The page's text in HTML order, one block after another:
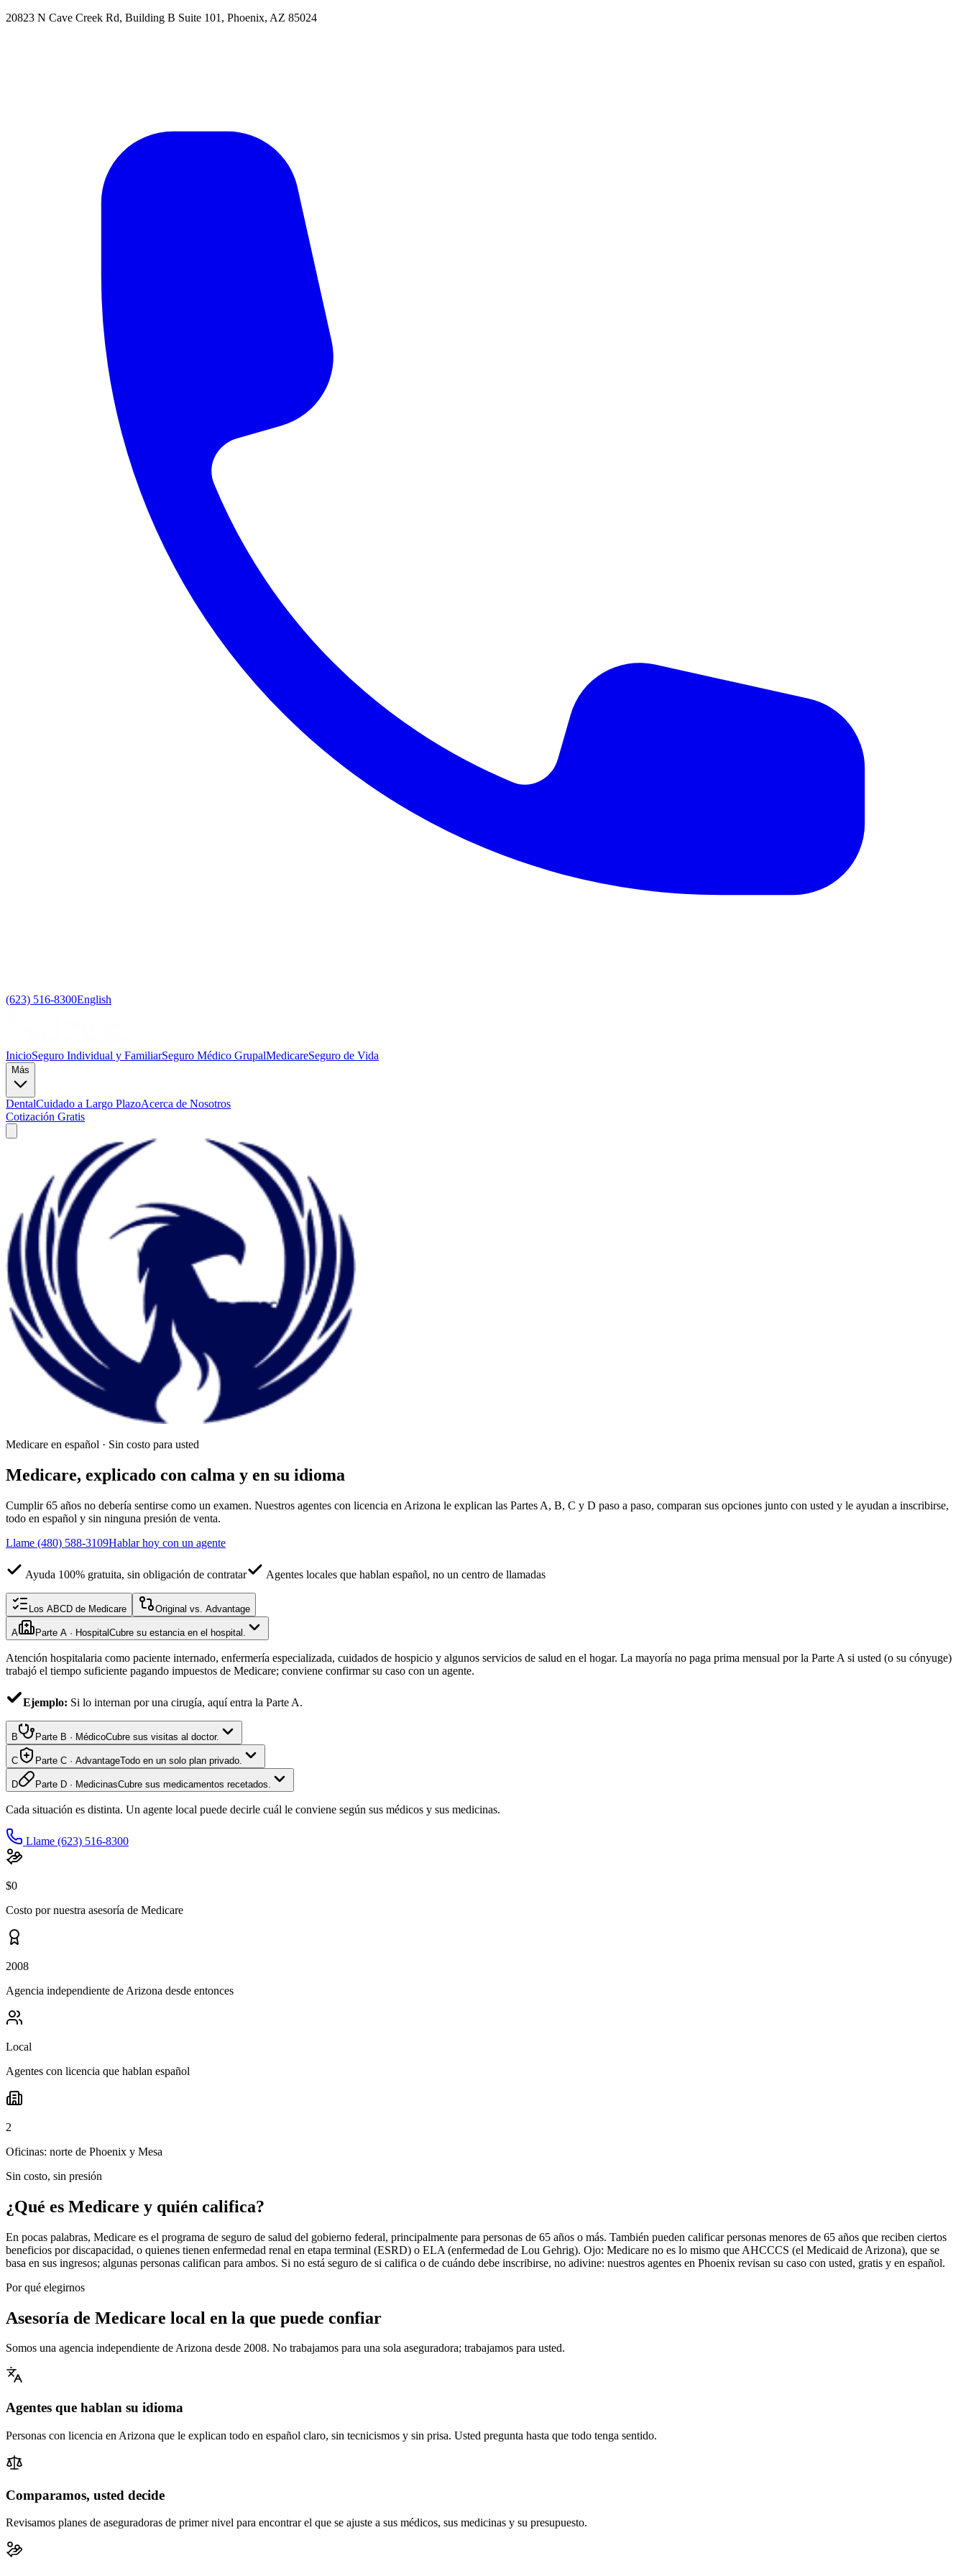
20823 N Cave Creek Rd, Building B Suite 101 , Phoenix, AZ 85024
(623) 516-8300English
InicioSeguro Individual y FamiliarSeguro Médico GrupalMedicareSeguro de Vida
Más
DentalCuidado a Largo PlazoAcerca de Nosotros
Cotización Gratis
Medicare en español · Sin costo para usted
Medicare, explicado con calma y en su idioma
Cumplir 65 años no debería sentirse como un examen. Nuestros agentes con licencia en Arizona le explican las Partes A, B, C y D paso a paso, comparan sus opciones junto con usted y le ayudan a inscribirse,
todo en español y sin ninguna presión de venta.
Llame (480) 588-3109Hablar hoy con un agente
Ayuda 100% gratuita, sin obligación de contratar Agentes locales que hablan español, no un centro de llamadas
Los ABCD de Medicare Original vs. Advantage
A Parte A · Hospital Cubre su estancia en el hospital.
Atención hospitalaria como paciente internado, enfermería especializada, cuidados de hospicio y algunos servicios de salud en el hogar. La mayoría no paga prima mensual por la Parte A si usted (o su cónyuge)
trabajó el tiempo suficiente pagando impuestos de Medicare; conviene confirmar su caso con un agente.
Ejemplo: Si lo internan por una cirugía, aquí entra la Parte A.
B Parte B · MédicoCubre sus visitas al doctor.
C Parte C · AdvantageTodo en un solo plan privado.
D Parte D · MedicinasCubre sus medicamentos recetados.
Cada situación es distinta. Un agente local puede decirle cuál le conviene según sus médicos y sus medicinas.
Llame (623) 516-8300
$0
Costo por nuestra asesoría de Medicare
2008
Agencia independiente de Arizona desde entonces
Local
Agentes con licencia que hablan español
2
Oficinas: norte de Phoenix y Mesa
Sin costo, sin presión
¿Qué es Medicare y quién califica?
En pocas palabras, Medicare es el programa de seguro de salud del gobierno federal, principalmente para personas de 65 años o más. También pueden calificar personas menores de 65 años que reciben ciertos
beneficios por discapacidad, o quienes tienen enfermedad renal en etapa terminal (ESRD) o ELA (enfermedad de Lou Gehrig). Ojo: Medicare no es lo mismo que AHCCCS (el Medicaid de Arizona), que se
basa en sus ingresos; algunas personas califican para ambos. Si no está seguro de si califica o de cuándo debe inscribirse, no adivine: nuestros agentes en Phoenix revisan su caso con usted, gratis y en español.
Por qué elegirnos
Asesoría de Medicare local en la que puede confiar
Somos una agencia independiente de Arizona desde 2008. No trabajamos para una sola aseguradora; trabajamos para usted.
Agentes que hablan su idioma
Personas con licencia en Arizona que le explican todo en español claro, sin tecnicismos y sin prisa. Usted pregunta hasta que todo tenga sentido.
Comparamos, usted decide
Revisamos planes de aseguradoras de primer nivel para encontrar el que se ajuste a sus médicos, sus medicinas y su presupuesto.